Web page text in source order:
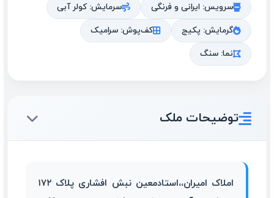
سرویس: ایرانی و فرنگی
سرمایش: کولر آبی
گرمایش: پکیج
کف‌پوش: سرامیک
نما: سنگ
توضیحات ملک
املاک امیران،،استادمعین نبش افشاری پلاک ۱۷۲